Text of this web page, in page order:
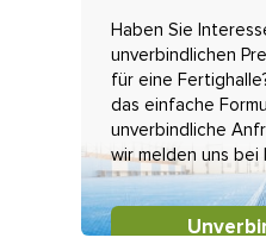
Haben Sie
unverbindlichen
für eine
das einfache
unverbindliche
wir melden uns bei